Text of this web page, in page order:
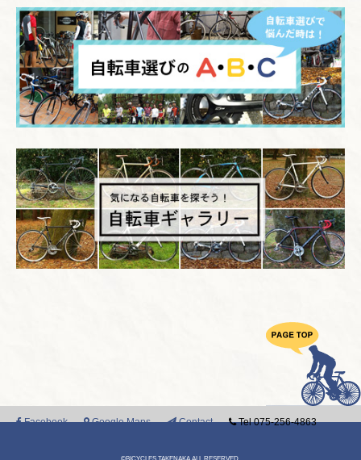
Facebook Google Maps Contact Tel 075-256-4863